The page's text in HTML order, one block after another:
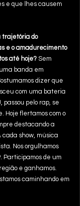
e que lhes causem
trajetória do
e o amadurecimento
até hoje? Sem
banda em
dizer que
com uma bateria
pelo rap, se
Hoje flertamos com o
destacando a
cada show, música
Nos orgulhamos
Participamos de um
e ganhamos.
caminhando em